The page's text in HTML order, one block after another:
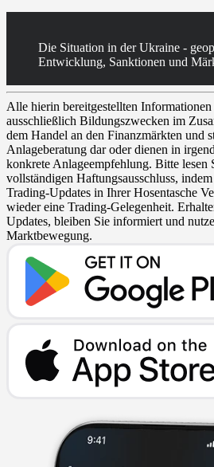
Die Situation in der Ukraine -
Entwicklung, Sanktionen und
Alle hierin bereitgestellten Informationen
ausschließlich Bildungszwecken im
dem Handel an den Finanzmärkten und
Anlageberatung dar oder dienen in
konkrete Anlageempfehlung. Bitte lesen
vollständigen Haftungsausschluss,
Trading-Updates in Ihrer Hosentasche
wieder eine Trading-Gelegenheit.
Updates, bleiben Sie informiert und
Marktbewegung.